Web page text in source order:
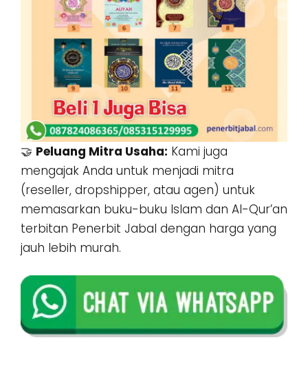
🤝 Peluang Mitra Usaha: Kami juga
mengajak Anda untuk menjadi mitra
(reseller, dropshipper, atau agen) untuk
memasarkan buku-buku Islam dan Al-Qur’an
terbitan Penerbit Jabal dengan harga yang
jauh lebih murah.